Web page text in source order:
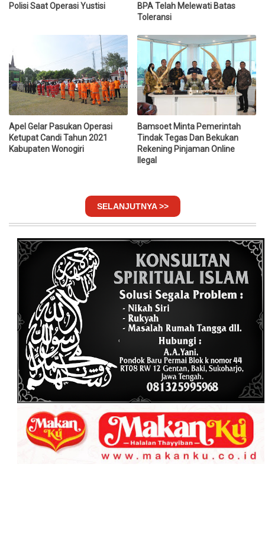
Polisi Saat Operasi Yustisi
BPA Telah Melewati Batas
Toleransi
Apel Gelar Pasukan Operasi
Ketupat Candi Tahun 2021
Kabupaten Wonogiri
Bamsoet Minta Pemerintah
Tindak Tegas Dan Bekukan
Rekening Pinjaman Online
Ilegal
SELANJUTNYA >>